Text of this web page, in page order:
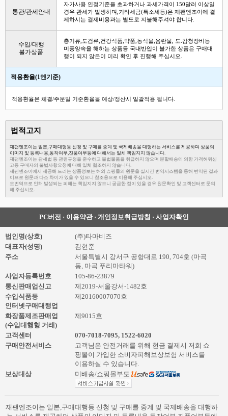
통관/관세안내
자가사용 인정기준을 초과하거나 과세가격이 150달러 이상일
경우 관세가 발생하며,기타세금(특소세등)은 재팬엔조이에 결
제하시는 결제비용과는 별도로 지불해주셔야 합니다.
수입/대행
불가상품
총기류,도검류,건강식품,약품,동식물,음란물, 도.감청장비등
미풍양속을 해하는 상품등 국내반입이 불가한 상품은 구매대
행이 되지 않은이 미리 확인 후 진행해 주십시오.
적용환율(1엔기준)
적용환율은 체결/주문일 기준환율을 예상/정산시 일괄적용 됩니다.
법적고지
재팬엔조이는 일본,구매대행등 신청 및 구매를 중계 및 국제배송을 대행하는 서비스를 제공하며 상품의
이미지 및 등록내용,동작여부,진품여부등에 대해서는 일체 책임지지 않습니다.
재팬엔조이는 관세법 등 관련규정을 준수하고 불법물품을 취급하지 않으며 분할배송에 의한 가격허위신
고등 구매자의 불법사항요청에 대해 일체 협조하지 않습니다.
재팬엔조이에서 제공해 드리는 상품정보는 해외 쇼핑몰의 원문을 실시간 번역시스템을 통해 번역된 결과
이므로 원문과 다소 차이가 있을 수 있으니 참조용으로 이용해 주십시오.
오번역으로 인해 발생되는 피해는 책임지지 않으니 궁금한 점이 있을 경우 원문확인 및 고객센터로 문의
해 주십시오.
PC버전 · 이용약관· 개인정보취급방침 · 사업자확인
법인명(상호)
(주)타마비즈
대표자(성명)
김현준
주소
서울특별시 강서구 공항대로 190, 704호 (마곡
동, 마곡 푸리마타워)
사업자등록번호
105-86-23879
통신판매업신고
제2019-서울강서-1482호
수입식품등
인터넷구매대행업
제20160007070호
화장품제조판매업
(수입대행형 거래)
제9015호
고객센터 070-7018-7095, 1522-6020
구매안전서비스
고객님은 안전거래를 위해 현금 결제시 저희 쇼
핑몰이 가입한 소비자피해보상보험 서비스를
이용하실 수 있습니다.
보상대상
미배송/쇼핑몰부도
재팬엔조이는 일본,구매대행등 신청 및 구매를 중계 및 국제배송을 대행하